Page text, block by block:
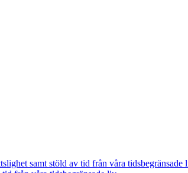
samt stöld av tid från våra tidsbegränsade